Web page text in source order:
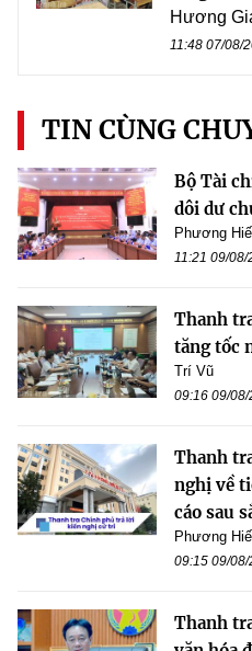
Hương
11:48 07/08/
TIN CÙNG
Bộ Tài
dôi dư
Phương
11:21 09/08/
Thanh
tăng tốc
Trí Vũ
09:16 09/
Thanh
nghị về
cáo sau
Phương
09:15 09/
Thanh